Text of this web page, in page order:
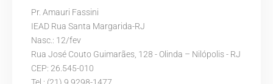
Pr. Amauri Fassini
IEAD Rua Santa Margarida-RJ
Nasc.: 12/fev
Rua José Couto Guimarães, 128 - Olinda – Nilópolis - RJ
CEP: 26.545-010